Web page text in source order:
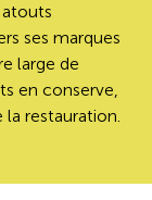
ses marques
large de
en conserve,
la restauration.